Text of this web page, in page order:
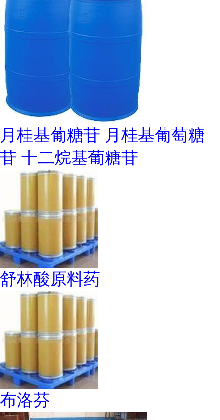
月桂基葡糖苷 月桂基葡萄糖
苷 十二烷基葡糖苷
舒林酸原料药
布洛芬